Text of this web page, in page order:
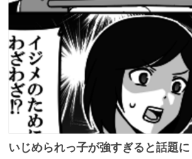
数
いじめられっ子が強すぎると話題に